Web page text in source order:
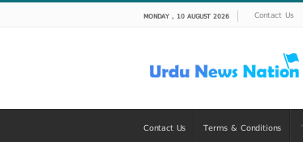
MONDAY , 10 AUGUST 2026 Contact Us
Contact Us Terms & Conditions